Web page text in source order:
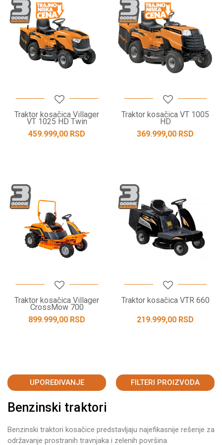
Traktor kosačica Villager
VT 1025 HD Twin
459.999,00 RSD
Traktor kosačica VT 1005
HD
369.999,00 RSD
Traktor kosačica Villager
CrossMow 700
899.999,00 RSD
Traktor kosačica VTR 660
219.999,00 RSD
UPOREĐIVANJE FILTERI PROIZVODA
Benzinski traktori
Benzinski traktori kosačice predstavljaju najefikasnije rešenje za
održavanje prostranih travnjaka i zelenih površina.